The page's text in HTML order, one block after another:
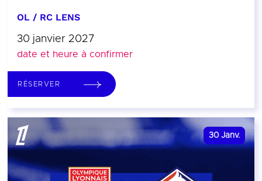
OL / RC LENS
30 janvier 2027
date et heure à confirmer
RÉSERVER
30 Janv.